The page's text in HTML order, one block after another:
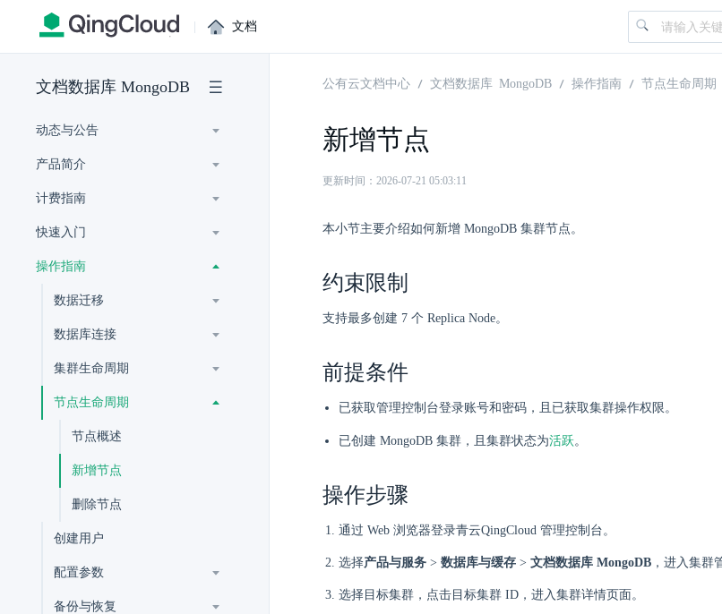
| 文档
文档数据库 MongoDB
动态与公告
产品简介
计费指南
快速入门
操作指南
数据迁移
数据库连接
集群生命周期
节点生命周期
节点概述
新增节点
删除节点
创建用户
配置参数
备份与恢复
公有云文档中心 文档数据库 MongoDB 操作指南 节点生命周期
新增节点
更新时间：2026-07-21 05:03:11
本小节主要介绍如何新增 MongoDB 集群节点。
约束限制
支持最多创建 7 个 Replica Node。
前提条件
已获取管理控制台登录账号和密码，且已获取集群操作权限。
已创建 MongoDB 集群，且集群状态为活跃。
操作步骤
通过 Web 浏览器登录青云QingCloud 管理控制台。
选择产品与服务 > 数据库与缓存 > 文档数据库 MongoDB ，进入集群
选择目标集群，点击目标集群 ID，进入集群详情页面。